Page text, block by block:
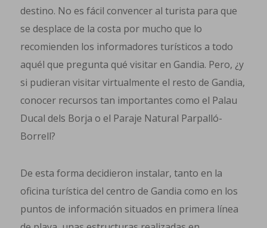
destino. No es fácil convencer al turista para que
se desplace de la costa por mucho que lo
recomienden los informadores turísticos a todo
aquél que pregunta qué visitar en Gandia. Pero, ¿y
si pudieran visitar virtualmente el resto de Gandia,
conocer recursos tan importantes como el Palau
Ducal dels Borja o el Paraje Natural Parpalló-
Borrell?
De esta forma decidieron instalar, tanto en la
oficina turística del centro de Gandia como en los
puntos de información situados en primera línea